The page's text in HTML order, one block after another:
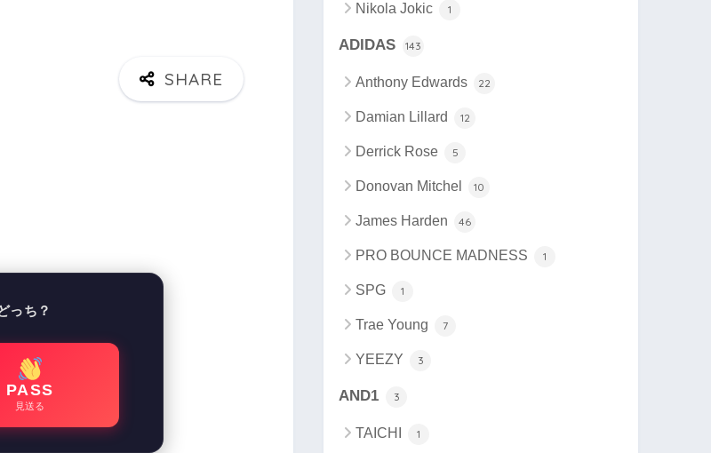
っち？
PASS
見送る
Nikola Jokic 1
ADIDAS 143
Anthony Edwards 22
Damian Lillard 12
Derrick Rose 5
Donovan Mitchel 10
James Harden 46
PRO BOUNCE MADNESS 1
SPG 1
Trae Young 7
YEEZY 3
AND1 3
TAICHI 1